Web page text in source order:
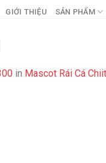
GIỚI THIỆU SẢN PHẨM
in Mascot Rái Cá